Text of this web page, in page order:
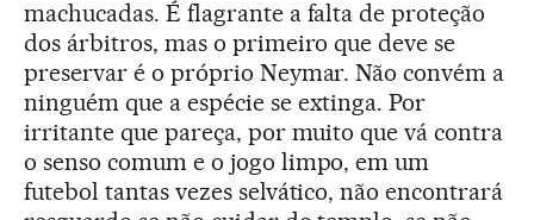
machucadas. É flagrante a falta de proteção
dos árbitros, mas o primeiro que deve se
preservar é o próprio Neymar. Não convém a
ninguém que a espécie se extinga. Por
irritante que pareça, por muito que vá contra
o senso comum e o jogo limpo, em um
futebol tantas vezes selvático, não encontrará